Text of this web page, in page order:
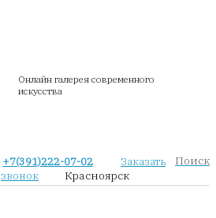
Онлайн галерея современного
искусства
+7(391)222-07-02
Заказать
звонок
Красноярск
Поиск